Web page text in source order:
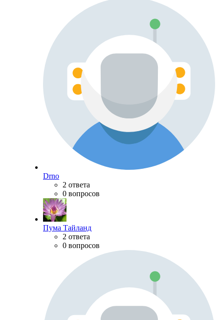
Drno
2 ответа
0 вопросов
Пума Тайланд
2 ответа
0 вопросов